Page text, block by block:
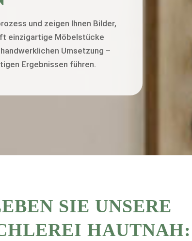
und zeigen Ihnen Bilder,
einzigartige Möbelstücke
Umsetzung –
Ergebnissen führen.
SIE UNSERE
HAUTNAH: